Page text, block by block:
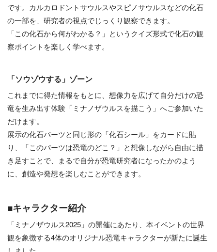
です。カルカロドントサウルスやスピノサウルスなどの化石
の一部を、研究者の視点でじっくり観察できます。
「この化石から何がわかる？」というクイズ形式で化石の観
察ポイントを楽しく学べます。
「ソウゾウする」ゾーン
これまでに得た情報をもとに、想像力を広げて自分だけの恐
竜を生み出す体験「ミナノザウルスを描こう」へご参加いた
だけます。
展示の化石パーツと同じ形の「化石シール」をカードに貼
り、「このパーツは恐竜のどこ？」と想像しながら自由に描
き足すことで、まるで自分が恐竜研究者になったかのよう
に、創造や発想を楽しむことができます。
■キャラクター紹介
「ミナノザウルス2025」の開催にあたり、本イベントの世界
観を象徴する4体のオリジナル恐竜キャラクターが新たに誕生